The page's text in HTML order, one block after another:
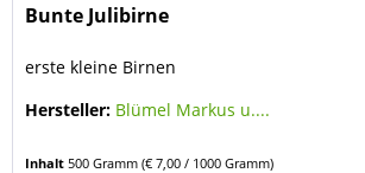
Bunte Julibirne
erste kleine Birnen
Hersteller: Blümel Markus u....
Inhalt 500 Gramm(€ 7,00 / 1000 Gramm)